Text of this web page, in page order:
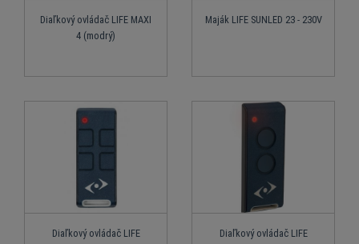
Diaľkový ovládač LIFE MAXI
4 (modrý)
Maják LIFE SUNLED 23 - 230V
Diaľkový ovládač LIFE
Diaľkový ovládač LIFE